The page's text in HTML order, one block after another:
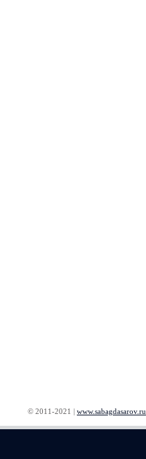
© 2011-2021 | www.sabagdasarov.ru